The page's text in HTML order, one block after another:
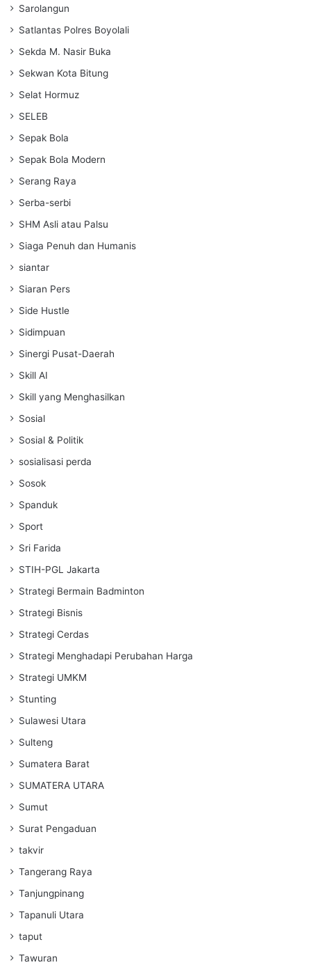
Sarolangun
Satlantas Polres Boyolali
Sekda M. Nasir Buka
Sekwan Kota Bitung
Selat Hormuz
SELEB
Sepak Bola
Sepak Bola Modern
Serang Raya
Serba-serbi
SHM Asli atau Palsu
Siaga Penuh dan Humanis
siantar
Siaran Pers
Side Hustle
Sidimpuan
Sinergi Pusat-Daerah
Skill AI
Skill yang Menghasilkan
Sosial
Sosial & Politik
sosialisasi perda
Sosok
Spanduk
Sport
Sri Farida
STIH-PGL Jakarta
Strategi Bermain Badminton
Strategi Bisnis
Strategi Cerdas
Strategi Menghadapi Perubahan Harga
Strategi UMKM
Stunting
Sulawesi Utara
Sulteng
Sumatera Barat
SUMATERA UTARA
Sumut
Surat Pengaduan
takvir
Tangerang Raya
Tanjungpinang
Tapanuli Utara
taput
Tawuran